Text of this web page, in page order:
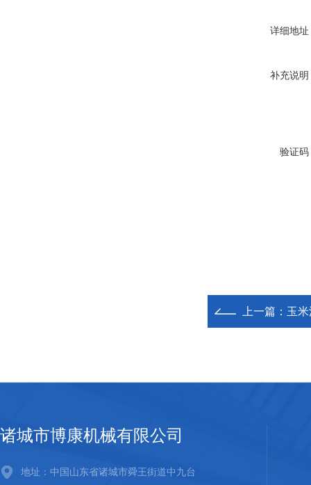
详细地址
补充说明
验证码
上一篇： 玉
诸城市博康机械有限公司
地址：中国山东省诸城市舜王街道中九台